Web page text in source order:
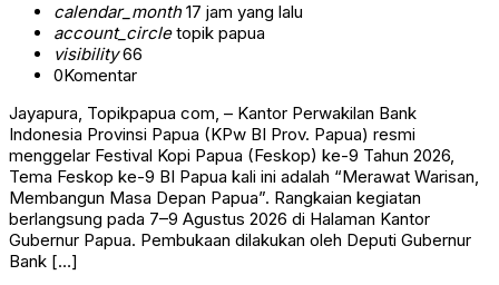
calendar_month17 jam yang lalu
account_circletopik papua
visibility66
0Komentar
Jayapura, Topikpapua com, – Kantor Perwakilan Bank
Indonesia Provinsi Papua (KPw BI Prov. Papua) resmi
menggelar Festival Kopi Papua (Feskop) ke-9 Tahun 2026,
Tema Feskop ke-9 BI Papua kali ini adalah “Merawat Warisan,
Membangun Masa Depan Papua”. Rangkaian kegiatan
berlangsung pada 7–9 Agustus 2026 di Halaman Kantor
Gubernur Papua. Pembukaan dilakukan oleh Deputi Gubernur
Bank […]